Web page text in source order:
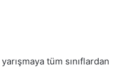
tüm sınıflardan